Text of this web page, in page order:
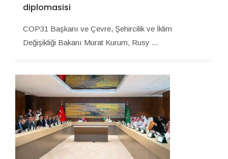
diplomasisi
COP31 Başkanı ve Çevre, Şehircilik ve İklim
Değişikliği Bakanı Murat Kurum, Rusy ...